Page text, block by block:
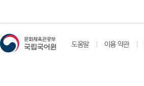
도움말 이용 약관